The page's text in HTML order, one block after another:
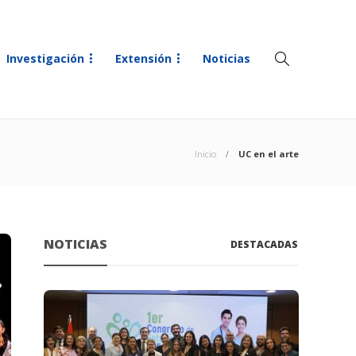
Investigación Extensión Noticias
Inicio UC en el arte
NOTICIAS DESTACADAS